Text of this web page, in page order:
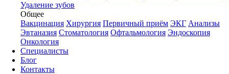
Удаление зубов
Общее
Вакцинация Хирургия Первичный приём ЭКГ Анализы
Эвтаназия Стоматология Офтальмология Эндоскопия
Онкология
Специалисты
Блог
Контакты